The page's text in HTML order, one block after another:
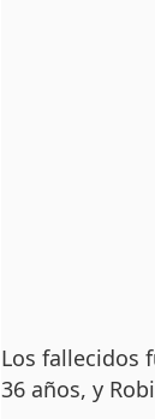
Los fallecidos
36 años, y